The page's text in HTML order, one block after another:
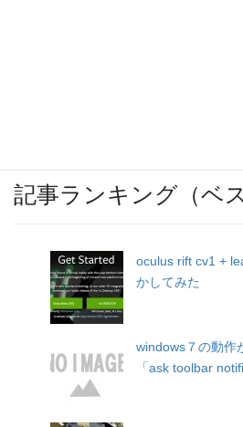
記事ランキング（ベ
oculus rift cv1 +
かしてみた
windows７の動作
「ask toolbar